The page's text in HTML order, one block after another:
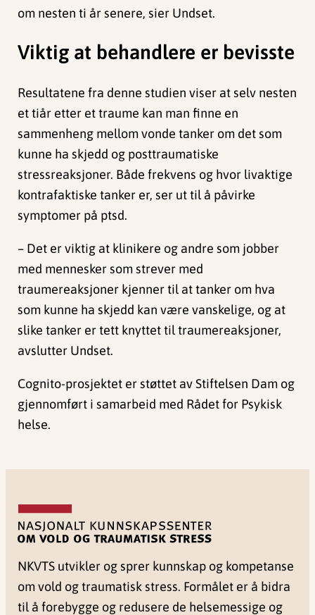
om nesten ti år senere, sier Undset.
Viktig at behandlere er bevisste
Resultatene fra denne studien viser at selv nesten
et tiår etter et traume kan man finne en
sammenheng mellom vonde tanker om det som
kunne ha skjedd og posttraumatiske
stressreaksjoner. Både frekvens og hvor livaktige
kontrafaktiske tanker er, ser ut til å påvirke
symptomer på ptsd.
– Det er viktig at klinikere og andre som jobber
med mennesker som strever med
traumereaksjoner kjenner til at tanker om hva
som kunne ha skjedd kan være vanskelige, og at
slike tanker er tett knyttet til traumereaksjoner,
avslutter Undset.
Cognito-prosjektet er støttet av Stiftelsen Dam og
gjennomført i samarbeid med Rådet for Psykisk
helse.
NKVTS utvikler og sprer kunnskap og kompetanse
om vold og traumatisk stress. Formålet er å bidra
til å forebygge og redusere de helsemessige og